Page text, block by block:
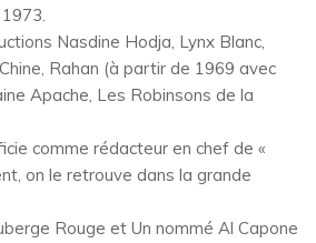
1973.
Nasdine Hodja, Lynx Blanc,
Rahan (à partir de 1969 avec
Apache, Les Robinsons de la
comme rédacteur en chef de «
on le retrouve dans la grande
Rouge et Un nommé Al Capone